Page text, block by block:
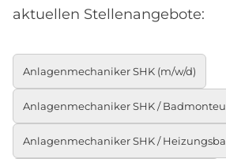
aktuellen Stellenangebote:
Anlagenmechaniker SHK (m/w/d)
Anlagenmechaniker SHK /
Anlagenmechaniker SHK /